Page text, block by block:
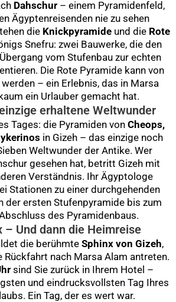
Dahschur– einem Pyramidenfeld,
Ägyptenreisenden nie zu sehen
die Knickpyramideund die Rote
Snefru: zwei Bauwerke, die den
vom Stufenbau zur echten
Die Rote Pyramide kann von
– ein Erlebnis, das in Marsa
ein Urlauber gemacht hat.
erhaltene Weltwunder
Tages: die Pyramiden von Cheops,
in Gizeh – das einzige noch
Weltwunder der Antike. Wer
gesehen hat, betritt Gizeh mit
Verständnis. Ihr Ägyptologe
Stationen zu einer durchgehenden
der ersten Stufenpyramide bis zum
des Pyramidenbaus.
– Und dann die Heimreise
die berühmte Sphinx von Gizeh,
Rückfahrt nach Marsa Alam antreten.
sind Sie zurück in Ihrem Hotel –
und eindrucksvollsten Tag Ihres
Ein Tag, der es wert war.